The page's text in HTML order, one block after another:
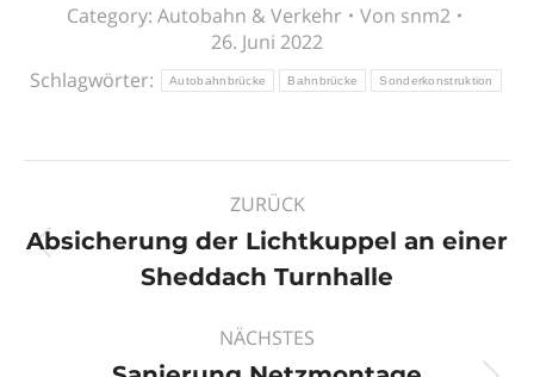
Category: Autobahn & Verkehr Von snm2
26. Juni 2022
Schlagwörter:
Autobahnbrücke Bahnbrücke Sonderkonstruktion
Kommentarnavigation
ZURÜCK
Vorheriger
Beitrag:
Absicherung der Lichtkuppel an einer
Sheddach Turnhalle
NÄCHSTES